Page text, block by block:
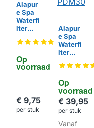
HUISMERK
Op
voorraad
Alapur
e Spa
Waterfi
lter
kt voor
€ 9,75
per stuk HUISMERK
Op
voorraad
Alapur
e Spa
Waterfi
lter
61269 /
€ 39,95
per stuk
Vanaf